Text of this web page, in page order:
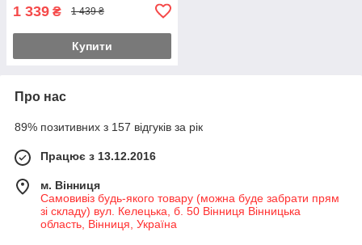
1 339 ₴ 1 439 ₴
Купити
Про нас
89% позитивних з 157 відгуків за рік
Працює з 13.12.2016
м. Вінниця
Самовивіз будь-якого товару (можна буде забрати прям
зі складу) вул. Келецька, б. 50 Вінниця Вінницька
область, Вінниця, Україна